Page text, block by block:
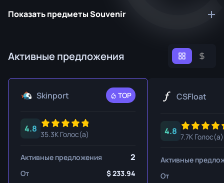
Показать предметы Souvenir
Активные предложения
Skinport TOP
4.8
35.3K Голос(а)
Активные предложения 2
От 233.94
CSFloat
4.8
7.7K Голос(а)
Активные
От